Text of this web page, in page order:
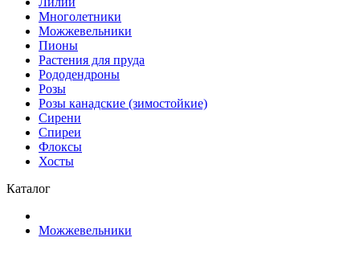
Многолетники
Можжевельники
Пионы
Растения для пруда
Рододендроны
Розы
Розы канадские (зимостойкие)
Сирени
Спиреи
Флоксы
Хосты
Каталог
Можжевельники